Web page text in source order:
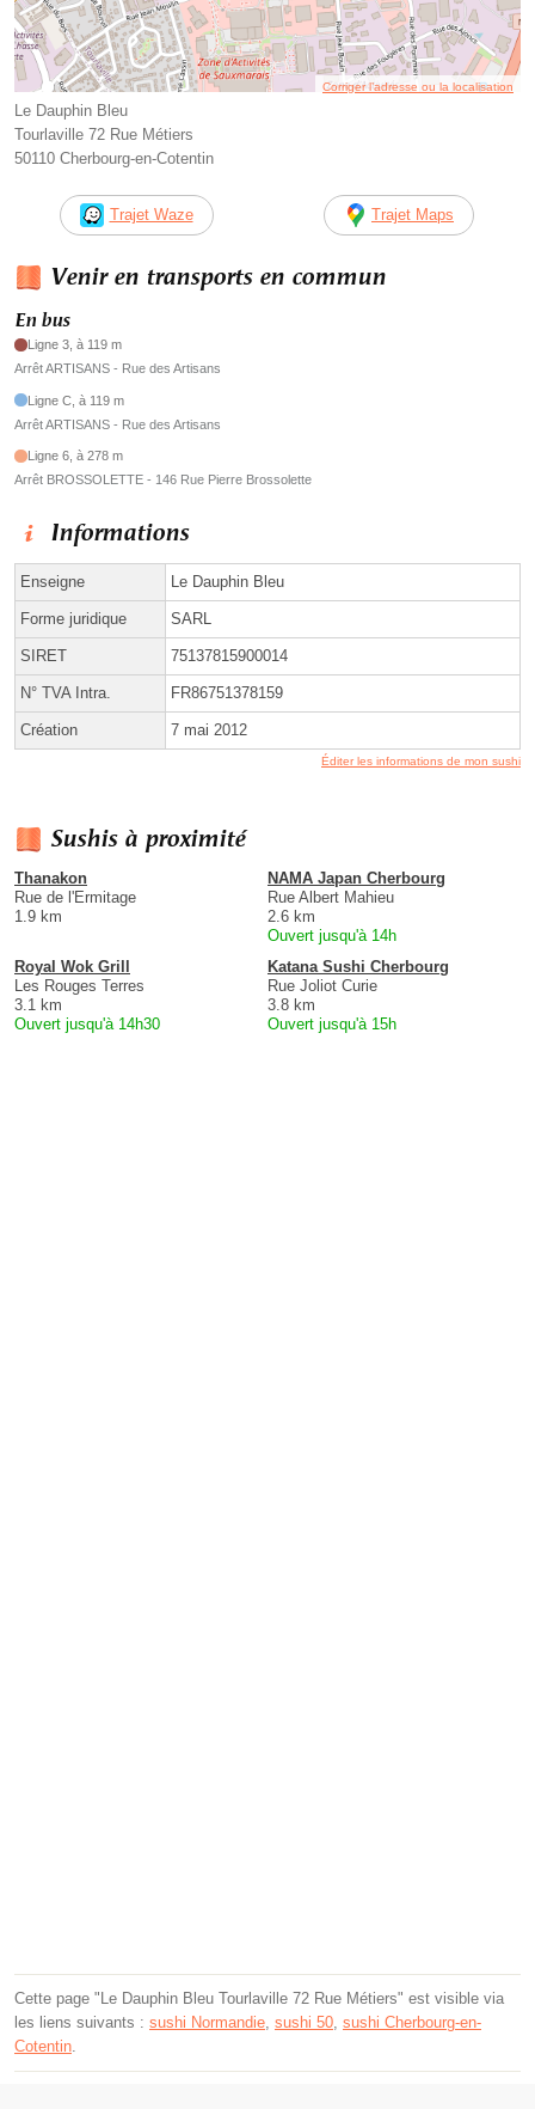
Corriger l’adresse ou la localisation
Le Dauphin Bleu
Tourlaville 72 Rue Métiers
50110 Cherbourg-en-Cotentin
Trajet Waze Trajet Maps
Venir en transports en commun
En bus
Ligne 3, à 119 m
Arrêt ARTISANS - Rue des Artisans
Ligne C, à 119 m
Arrêt ARTISANS - Rue des Artisans
Ligne 6, à 278 m
Arrêt BROSSOLETTE - 146 Rue Pierre Brossolette
Informations
Enseigne Le Dauphin Bleu
Forme juridique SARL
SIRET 75137815900014
N° TVA Intra. FR86751378159
Création 7 mai 2012
Éditer les informations de mon sushi
Sushis à proximité
Thanakon
Rue de l'Ermitage
1.9 km
NAMA Japan Cherbourg
Rue Albert Mahieu
2.6 km
Ouvert jusqu'à 14h
Royal Wok Grill
Les Rouges Terres
3.1 km
Ouvert jusqu'à 14h30
Katana Sushi Cherbourg
Rue Joliot Curie
3.8 km
Ouvert jusqu'à 15h
Cette page "Le Dauphin Bleu Tourlaville 72 Rue Métiers" est visible via
les liens suivants : sushi Normandie, sushi 50, sushi Cherbourg-en-
Cotentin.